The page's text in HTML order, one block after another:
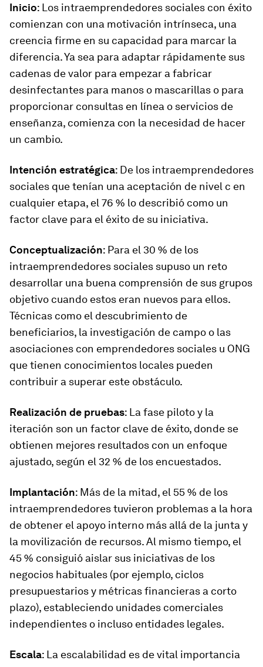
Inicio: Los intraemprendedores sociales con éxito
comienzan con una motivación intrínseca, una
creencia firme en su capacidad para marcar la
diferencia. Ya sea para adaptar rápidamente sus
cadenas de valor para empezar a fabricar
desinfectantes para manos o mascarillas o para
proporcionar consultas en línea o servicios de
enseñanza, comienza con la necesidad de hacer
un cambio.
Intención estratégica: De los intraemprendedores
sociales que tenían una aceptación de nivel c en
cualquier etapa, el 76 % lo describió como un
factor clave para el éxito de su iniciativa.
Conceptualización: Para el 30 % de los
intraemprendedores sociales supuso un reto
desarrollar una buena comprensión de sus grupos
objetivo cuando estos eran nuevos para ellos.
Técnicas como el descubrimiento de
beneficiarios, la investigación de campo o las
asociaciones con emprendedores sociales u ONG
que tienen conocimientos locales pueden
contribuir a superar este obstáculo.
Realización de pruebas: La fase piloto y la
iteración son un factor clave de éxito, donde se
obtienen mejores resultados con un enfoque
ajustado, según el 32 % de los encuestados.
Implantación: Más de la mitad, el 55 % de los
intraemprendedores tuvieron problemas a la hora
de obtener el apoyo interno más allá de la junta y
la movilización de recursos. Al mismo tiempo, el
45 % consiguió aislar sus iniciativas de los
negocios habituales (por ejemplo, ciclos
presupuestarios y métricas financieras a corto
plazo), estableciendo unidades comerciales
independientes o incluso entidades legales.
Escala: La escalabilidad es de vital importancia